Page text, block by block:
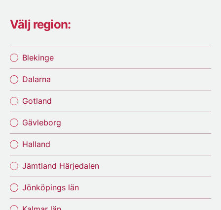
Välj region:
Blekinge
Dalarna
Gotland
Gävleborg
Halland
Jämtland Härjedalen
Jönköpings län